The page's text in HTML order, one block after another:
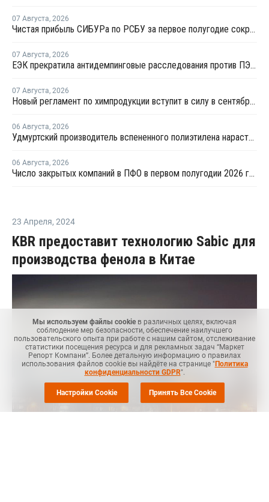
07 Августа, 2026
Чистая прибыль СИБУРа по РСБУ за первое полугодие сократилась в 3,6 раза
07 Августа, 2026
ЕЭК прекратила антидемпинговые расследования против ПЭ и ПП из Азербайджана и Туркменистана
07 Августа, 2026
Новый регламент по химпродукции вступит в силу в сентябре 2027 года
06 Августа, 2026
Удмуртский производитель вспененного полиэтилена нарастит выпуск на 15%
06 Августа, 2026
Число закрытых компаний в ПФО в первом полугодии 2026 года вдвое превысило число новых
23 Апреля, 2024
KBR предоставит технологию Sabic для
производства фенола в Китае
Мы используем файлы cookie в различных целях, включая
соблюдение мер безопасности, обеспечение наилучшего
пользовательского опыта при работе с нашим сайтом, отслеживание
статистики посещения ресурса и для рекламных задач “Маркет
Репорт Компани”. Более детальную информацию о правилах
использования файлов cookie вы найдёте на странице "Политика
конфиденциальности GDPR".
Настройки Cookie Принять Все Cookie